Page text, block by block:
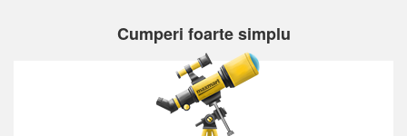
Cumperi foarte simplu